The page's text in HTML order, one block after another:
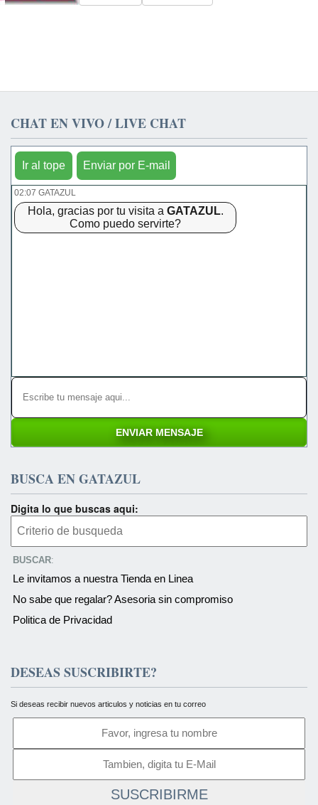
CHAT EN VIVO / LIVE CHAT
Ir al tope Enviar por E-mail
02:07 GATAZUL
Hola, gracias por tu visita a GATAZUL.
Como puedo servirte?
BUSCA EN GATAZUL
Digita lo que buscas aqui:
BUSCAR:
Le invitamos a nuestra Tienda en Linea
No sabe que regalar? Asesoria sin compromiso
Politica de Privacidad
DESEAS SUSCRIBIRTE?
Si deseas recibir nuevos articulos y noticias en tu correo
SUSCRIBIRME